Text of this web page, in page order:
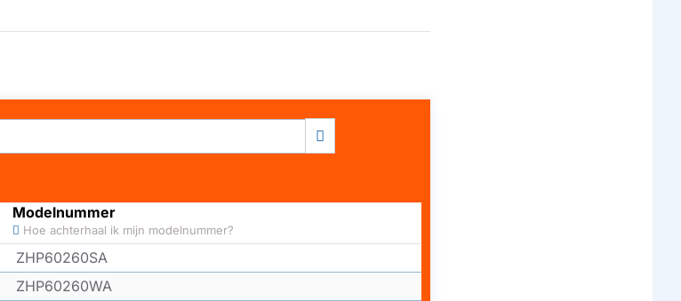
Modelnummer
Hoe achterhaal ik mijn modelnummer?
ZHP60260SA
ZHP60260WA